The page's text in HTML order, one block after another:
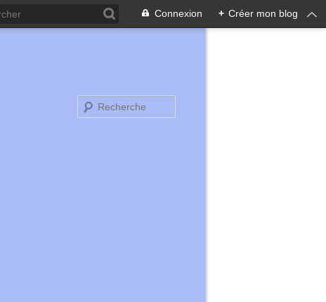
Connexion + Créer mon blog